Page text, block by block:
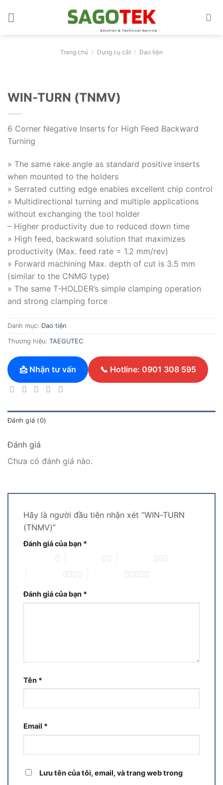
Trang chủ / Dụng cụ cắt / Dao tiện
WIN-TURN (TNMV)
6 Corner Negative Inserts for High Feed Backward
Turning
» The same rake angle as standard positive inserts
when mounted to the holders
» Serrated cutting edge enables excellent chip control
» Multidirectional turning and multiple applications
without exchanging the tool holder
– Higher productivity due to reduced down time
» High feed, backward solution that maximizes
productivity (Max. feed rate = 1.2 mm/rev)
» Forward machining Max. depth of cut is 3.5 mm
(similar to the CNMG type)
» The same T-HOLDER’s simple clamping operation
and strong clamping force
Danh mục: Dao tiện
Thương hiệu: TAEGUTEC
📩 Nhận tư vấn 📞 Hotline: 0901 308 595
Đánh giá (0)
Đánh giá
Chưa có đánh giá nào.
Hãy là người đầu tiên nhận xét “WIN-TURN
(TNMV)”
Đánh giá của bạn *
Đánh giá của bạn *
Tên *
Email *
Lưu tên của tôi, email, và trang web trong